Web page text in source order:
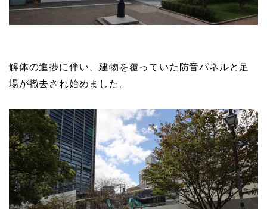
解体の進捗に伴い、建物を覆っていた防音パネルと足
場が撤去され始めました。